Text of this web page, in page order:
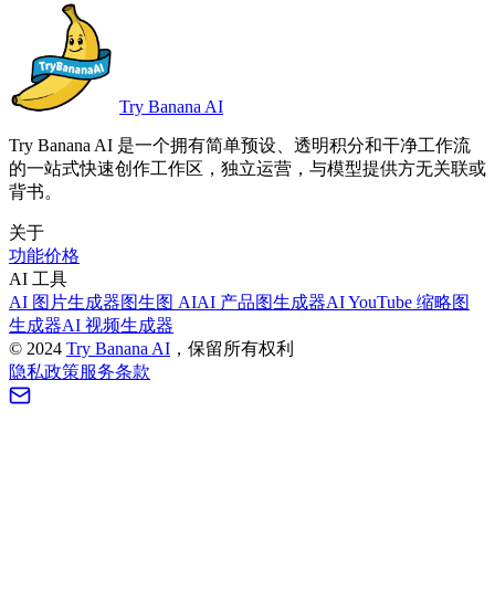
Try Banana AI
Try Banana AI 是一个拥有简单预设、透明积分和干净工作流
的一站式快速创作工作区，独立运营，与模型提供方无关联或
背书。
关于
功能价格
AI 工具
AI 图片生成器图生图 AIAI 产品图生成器AI YouTube 缩略图
生成器AI 视频生成器
© 2024 Try Banana AI ，保留所有权利
隐私政策服务条款